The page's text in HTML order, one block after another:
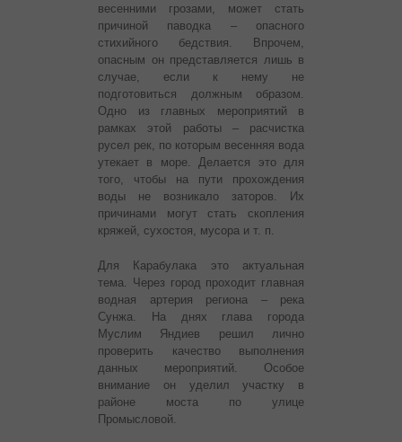
весенними грозами, может стать
причиной паводка – опасного
стихийного бедствия. Впрочем,
опасным он представляется лишь в
случае, если к нему не
подготовиться должным образом.
Одно из главных мероприятий в
рамках этой работы – расчистка
русел рек, по которым весенняя вода
утекает в море. Делается это для
того, чтобы на пути прохождения
воды не возникало заторов. Их
причинами могут стать скопления
кряжей, сухостоя, мусора и т. п.
Для Карабулака это актуальная
тема. Через город проходит главная
водная артерия региона – река
Сунжа. На днях глава города
Муслим Яндиев решил лично
проверить качество выполнения
данных мероприятий. Особое
внимание он уделил участку в
районе моста по улице
Промысловой.